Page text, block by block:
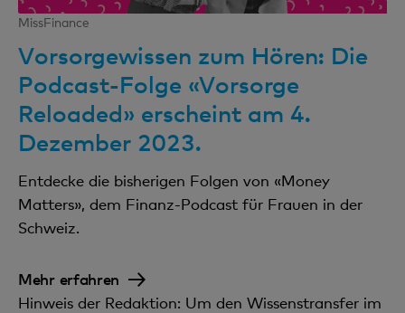
MissFinance
Vorsorgewissen zum Hören: Die
Podcast-Folge «Vorsorge
Reloaded» erscheint am 4.
Dezember 2023.
Entdecke die bisherigen Folgen von «Money
Matters», dem Finanz-Podcast für Frauen in der
Schweiz.
Mehr erfahren
Hinweis der Redaktion: Um den Wissenstransfer im